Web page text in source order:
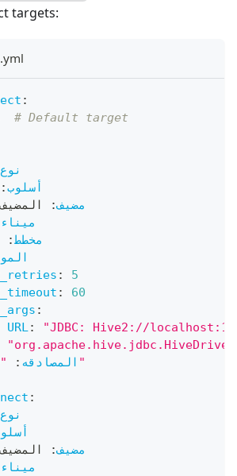
targets:
:
# Default target
نوع
أسلوب:
مضيف:
ميناء
مخطط:
:
5
:
60
:
عنوان URL:
المصادقه : "لا شيء"
:
نوع
مضيف:
ميناء